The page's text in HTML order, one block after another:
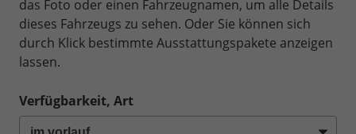
das Foto oder einen Fahrzeugnamen, um alle Details
dieses Fahrzeugs zu sehen. Oder Sie können sich
durch Klick bestimmte Ausstattungspakete anzeigen
lassen.
Verfügbarkeit, Art